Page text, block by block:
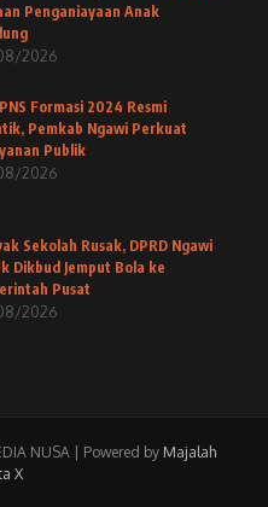
Penganiayaan Anak
2026
Formasi 2024 Resmi
Pemkab Ngawi Perkuat
Publik
2026
Sekolah Rusak, DPRD Ngawi
Dikbud Jemput Bola ke
Pusat
2026
NUSA | Powered by Majalah
X